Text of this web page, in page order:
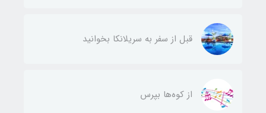
قبل از سفر به سریلانکا بخوانید
از کوه‌ها بپرس